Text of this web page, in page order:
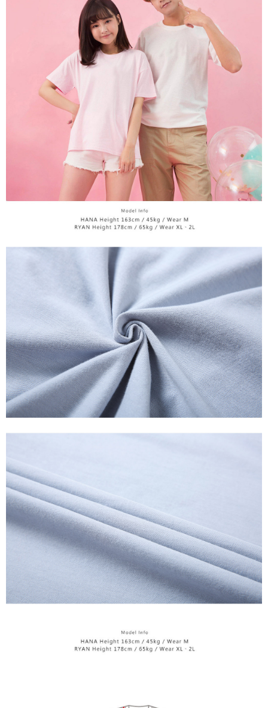
後、契約に基づいて当社の請求書で帳款を支払うことになります。
2. 「OP Pay Later」を利用する契約関係の目的から、店舗はあなたの個人
情報（名前、電話または住所を含む）を台湾大哥大に提供し、収集、処理
および利用するために、当社があなた本人と分割請求書に必要な情報の確
認、照合および修正を行います。
3. 完全なユーザーサービス規約については、以下のリンクを参照してくだ
https://oppay.tw/userRule
1.初回 AFTEEを ご利用の際に、認証結果及び当社の審査の結果に基づ
き、限度額が設定されます。
2.決済金額は最低NT$20です。
3.現在、台湾の会員のみご利用いただけます。
三、利用規約「AFTEE代金後払い」（以下当サービスという）はネットプ
ロテクションズ（以下 AFTEE という）が提供し、AFTEEが代金を徴収し
ます。当サービスご利用の際に提供しなければならない個人情報（注文者
の氏名、電話番号、受取人の氏名、電話番号、受取人住所を含むがこれに
限らない）は、AFTEEに渡され当サービスで必要な範囲内で利用されま
す。AFTEEの個人情報の収集、処理、利用について、詳細はAFTEE公式ホ
ームページの『個人情報の収集、処理及び利用に関する声明』をご参照く
https://aftee.tw/privacypolicy/ ）。
AFTEEの初回ご利用の際に、審査を通過すれば、最高額がNT$10,000にな
ります。支払い期限を過ぎた場合、その金額に基づいて年利20%の遅延滞
納金が加算されます。未成年の利用者は、事前に法定代理人または後見人
の同意を得ればAFTEEをご利用いただけます。
個人情報の処理、利用について疑問がある、または関連する法律の権利を
にご連絡ください。上記に示した個人情報を、必要な購入注文書とあわせ
てAFTEEにご提供いただく、またはAFTEEにあなたの個人情報の収集、処
理、利用を許可することににご同意いただけない場合は、当サービスを選